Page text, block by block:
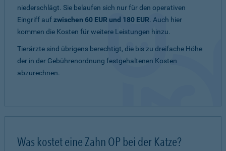
niederschlägt. Sie belaufen sich nur für den operativen
Eingriff aufzwischen 60 EUR und 180 EUR. Auch hier
kommen die Kosten für weitere Leistungen hinzu.
Tierärzte sind übrigens berechtigt, die bis zu dreifache Höhe
der in der Gebührenordnung festgehaltenen Kosten
abzurechnen.
Was kostet eine Zahn OP bei der Katze?